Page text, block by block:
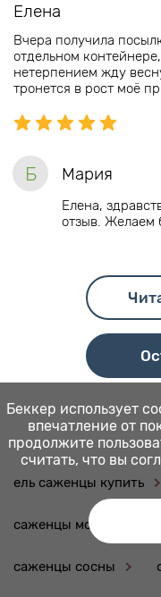
Елена
Вчера получила
отдельном
нетерпением жду
тронется в рост моё
Б Мария
Елена,
отзыв. Желаем
ель саженцы купить
саженцы
саженцы сосны
Беккер использует
впечатление от
продолжите
считать, что вы